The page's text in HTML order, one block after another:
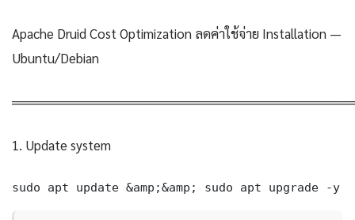
Apache Druid Cost Optimization ลดค่าใช้จ่าย Installation —
Ubuntu/Debian
1. Update system
sudo apt update &amp;&amp; sudo apt upgrade -y